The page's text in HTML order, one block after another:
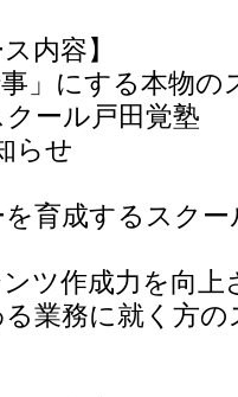
内容】
事」にする本物の
ール戸田覚塾
らせ
育成するスク
ツ作成力を向
業務に就く方